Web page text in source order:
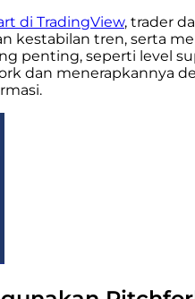
di TradingView, trader
kestabilan tren, serta
penting, seperti level
dan menerapkannya